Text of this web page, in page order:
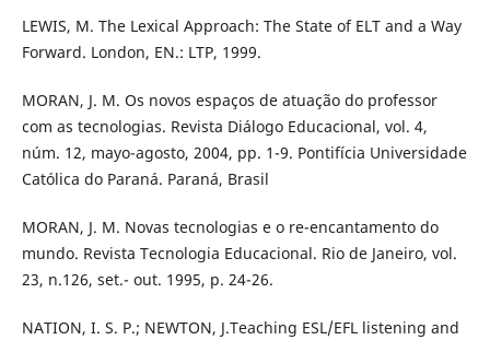
LEWIS, M. The Lexical Approach: The State of ELT and a Way
Forward. London, EN.: LTP, 1999.
MORAN, J. M. Os novos espaços de atuação do professor
com as tecnologias. Revista Diálogo Educacional, vol. 4,
núm. 12, mayo-agosto, 2004, pp. 1-9. Pontifícia Universidade
Católica do Paraná. Paraná, Brasil
MORAN, J. M. Novas tecnologias e o re-encantamento do
mundo. Revista Tecnologia Educacional. Rio de Janeiro, vol.
23, n.126, set.- out. 1995, p. 24-26.
NATION, I. S. P.; NEWTON, J.Teaching ESL/EFL listening and